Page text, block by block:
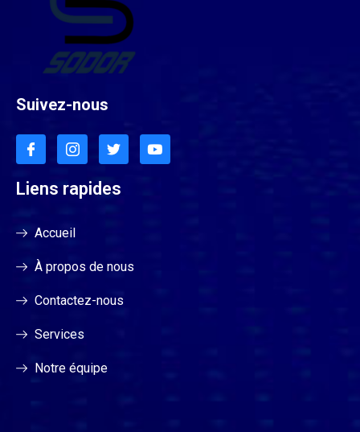
Suivez-nous
Liens rapides
Accueil
À propos de nous
Contactez-nous
Services
Notre équipe